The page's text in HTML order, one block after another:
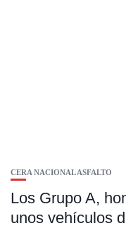
CERA NACIONAL ASFALTO
Los Grupo A,
unos vehículos